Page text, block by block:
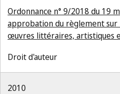
Ordonnance n° 9/2018 du 19
approbation du règlement
œuvres littéraires, artistiques
Droit d'auteur
2010